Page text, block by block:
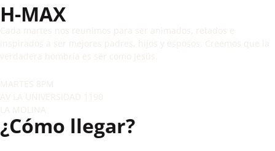
H-MAX
Cada martes nos reunimos para ser animados, retados e
inspirados a ser mejores padres, hijos y esposos. Creemos que la
verdadera hombría es ser como Jesús.
MARTES 8PM
AV LA UNIVERSIDAD 1190
LA MOLINA
¿Cómo llegar?